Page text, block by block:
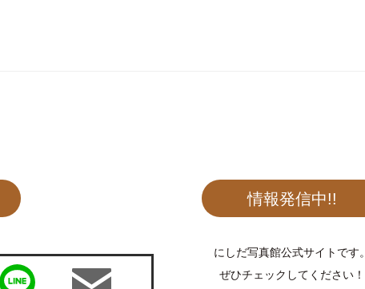
情報発信中!!
にしだ写真館公式サイトです。
ぜひチェックしてください！